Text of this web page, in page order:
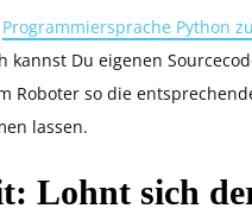
Programmiersprache Python
kannst Du eigenen
Roboter so die
lassen.
Lohnt sich